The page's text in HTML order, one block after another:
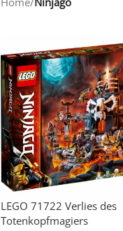
LEGO 71722 Verlies des
Totenkopfmagiers